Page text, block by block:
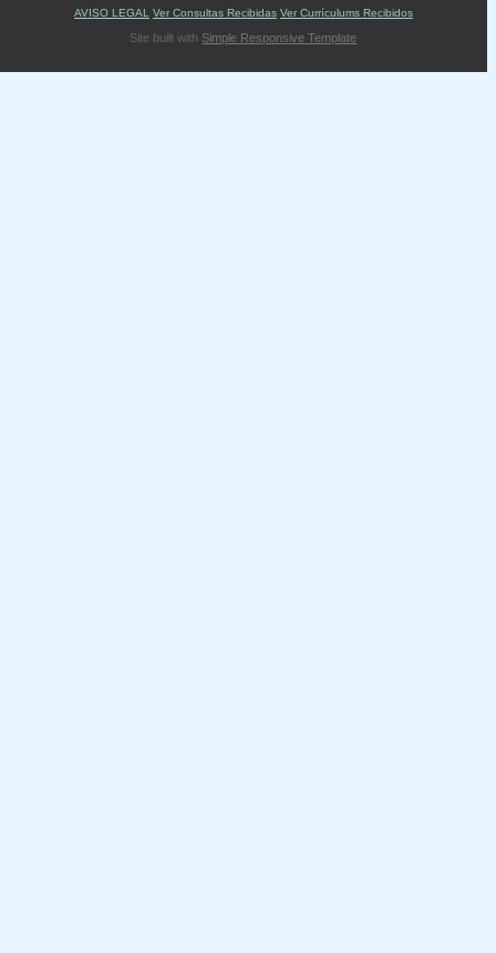
AVISO LEGAL
Ver Consultas Recibidas Ver Currículums Recibidos
Site built with Simple Responsive Template